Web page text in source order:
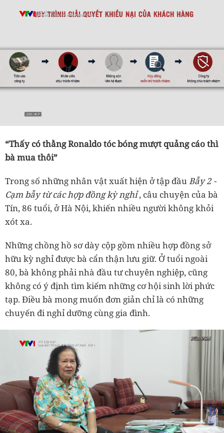
“Thấy có thằng Ronaldo tóc bóng mượt quảng cáo thì
bà mua thôi”
Trong số những nhân vật xuất hiện ở tập đầuBẫy 2 -
Cạm bẫy từ các hợp đồng kỳ nghỉ, câu chuyện của bà
Tín, 86 tuổi, ở Hà Nội, khiến nhiều người không khỏi
xót xa.
Những chồng hồ sơ dày cộp gồm nhiều hợp đồng sở
hữu kỳ nghỉ được bà cẩn thận lưu giữ. Ở tuổi ngoài
80, bà không phải nhà đầu tư chuyên nghiệp, cũng
không có ý định tìm kiếm những cơ hội sinh lời phức
tạp. Điều bà mong muốn đơn giản chỉ là có những
chuyến đi nghỉ dưỡng cùng gia đình.